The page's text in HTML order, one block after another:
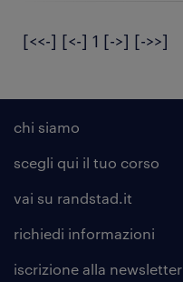
[<<-] [<-] 1 [->] [->>]
chi siamo
scegli qui il tuo corso
vai su randstad.it
richiedi informazioni
iscrizione alla newsletter